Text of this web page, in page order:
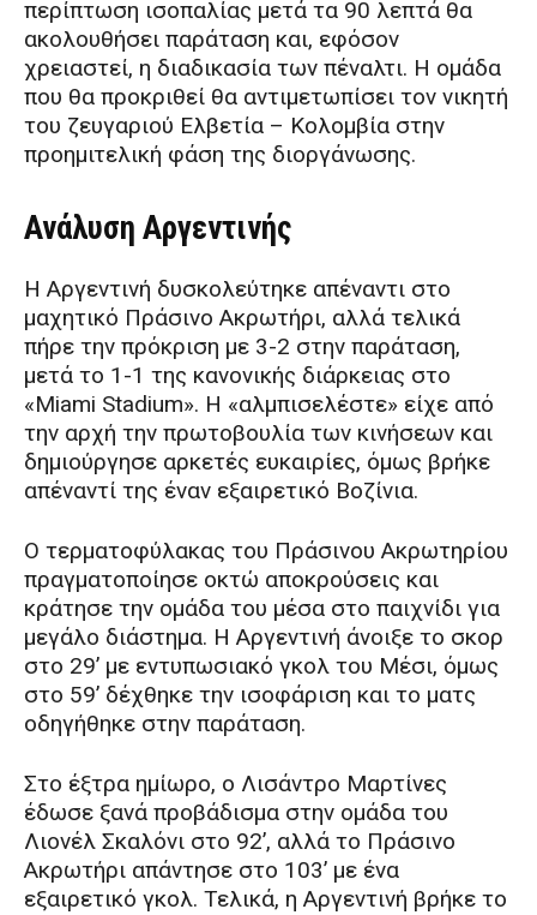
περίπτωση ισοπαλίας μετά τα 90 λεπτά θα
ακολουθήσει παράταση και, εφόσον
χρειαστεί, η διαδικασία των πέναλτι. Η ομάδα
που θα προκριθεί θα αντιμετωπίσει τον νικητή
του ζευγαριού Ελβετία – Κολομβία στην
προημιτελική φάση της διοργάνωσης.
Ανάλυση Αργεντινής
Η Αργεντινή δυσκολεύτηκε απέναντι στο
μαχητικό Πράσινο Ακρωτήρι, αλλά τελικά
πήρε την πρόκριση με 3-2 στην παράταση,
μετά το 1-1 της κανονικής διάρκειας στο
«Miami Stadium». Η «αλμπισελέστε» είχε από
την αρχή την πρωτοβουλία των κινήσεων και
δημιούργησε αρκετές ευκαιρίες, όμως βρήκε
απέναντί της έναν εξαιρετικό Βοζίνια.
Ο τερματοφύλακας του Πράσινου Ακρωτηρίου
πραγματοποίησε οκτώ αποκρούσεις και
κράτησε την ομάδα του μέσα στο παιχνίδι για
μεγάλο διάστημα. Η Αργεντινή άνοιξε το σκορ
στο 29’ με εντυπωσιακό γκολ του Μέσι, όμως
στο 59’ δέχθηκε την ισοφάριση και το ματς
οδηγήθηκε στην παράταση.
Στο έξτρα ημίωρο, ο Λισάντρο Μαρτίνες
έδωσε ξανά προβάδισμα στην ομάδα του
Λιονέλ Σκαλόνι στο 92’, αλλά το Πράσινο
Ακρωτήρι απάντησε στο 103’ με ένα
εξαιρετικό γκολ. Τελικά, η Αργεντινή βρήκε το